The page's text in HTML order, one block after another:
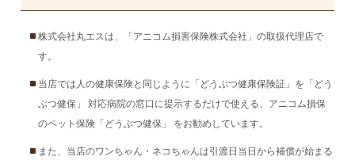
株式会社丸エスは、「アニコム損害保険株式会社」の取扱代理店で
す。
当店では人の健康保険と同じように「どうぶつ健康保険証」を「どう
ぶつ健保」 対応病院の窓口に提示するだけで使える、アニコム損保
のペット保険「どうぶつ健保」 をお勧めしています。
また、当店のワンちゃん・ネコちゃんは引渡日当日から補償が始まる